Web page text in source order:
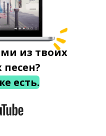
из твоих
есть.